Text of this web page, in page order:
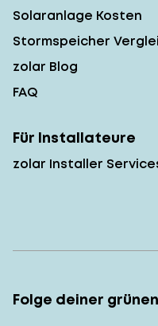
Solaranlage Kosten
Stormspeicher
zolar Blog
FAQ
Für Installateure
zolar Installer
Folge deiner